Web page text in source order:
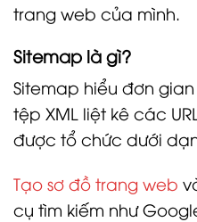
trang web của mình.
Sitemap là gì?
Sitemap hiểu đơn
tệp XML liệt kê các
được tổ chức dưới
Tạo sơ đồ trang web
cụ tìm kiếm như